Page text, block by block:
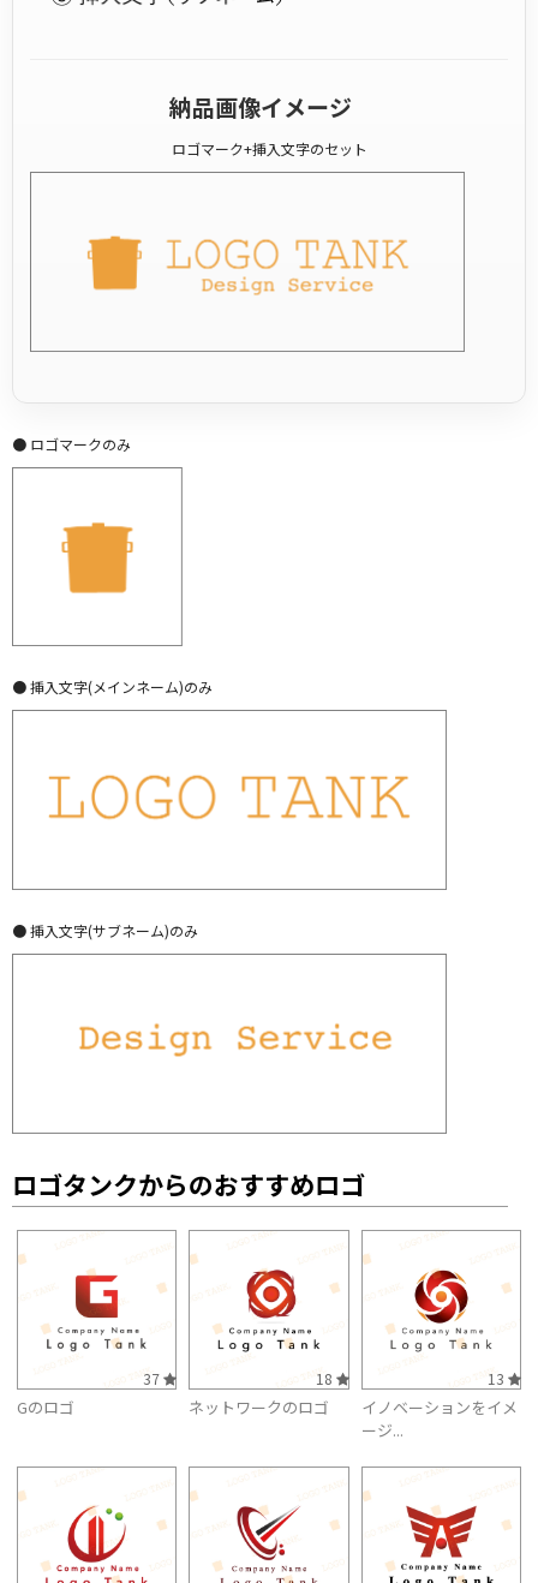
納品画像イメージ
ロゴマーク+挿入文字のセット
● ロゴマークのみ
● 挿入文字(メインネーム)のみ
● 挿入文字(サブネーム)のみ
ロゴタンクからのおすすめロゴ
37
Gのロゴ
18
ネットワークのロゴ
13
イノベーションをイメ
ージ...